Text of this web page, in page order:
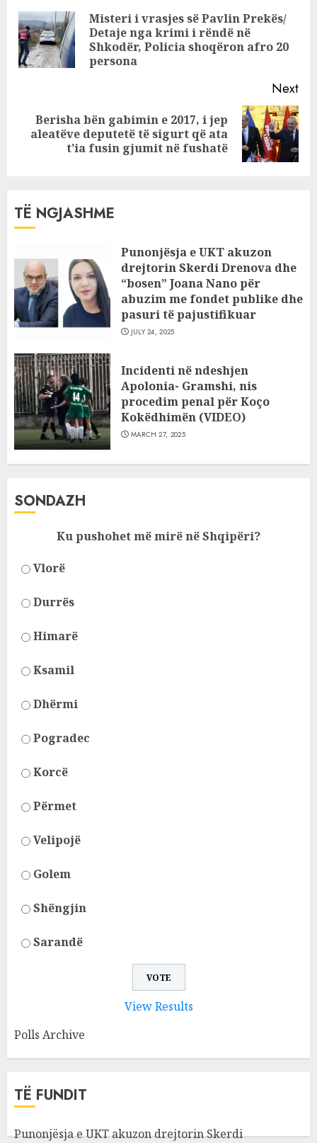
i vrau vajzën që u
fut për ta
mbrojtur
ReadingMisteri i vrasjes së Pavlin Prekës/
Detaje nga krimi i rëndë në
Shkodër, Policia shoqëron afro 20
persona
Next
Next
Berisha bën gabimin e 2017, i jep
aleatëve deputetë të sigurt që ata
t’ia fusin gjumit në fushatë
TË NGJASHME
Punonjësja e UKT akuzon
drejtorin Skerdi Drenova dhe
“bosen” Joana Nano për
abuzim me fondet publike dhe
pasuri të pajustifikuar
JULY 24, 2025
Incidenti në ndeshjen
Apolonia- Gramshi, nis
procedim penal për Koço
Kokëdhimën (VIDEO)
MARCH 27, 2025
SONDAZH
Ku pushohet më mirë në Shqipëri?
Vlorë
Durrës
Himarë
Ksamil
Dhërmi
Pogradec
Korcë
Përmet
Velipojë
Golem
Shëngjin
Sarandë
View Results
Polls Archive
TË FUNDIT
Punonjësja e UKT akuzon drejtorin Skerdi